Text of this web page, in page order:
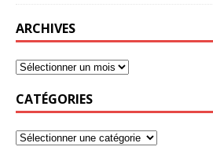
ARCHIVES
CATÉGORIES